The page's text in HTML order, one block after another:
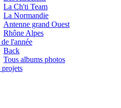
La Ch'ti Team
La Normandie
Antenne grand Ouest
Rhône Alpes
l'année
Back
Tous albums photos
projets